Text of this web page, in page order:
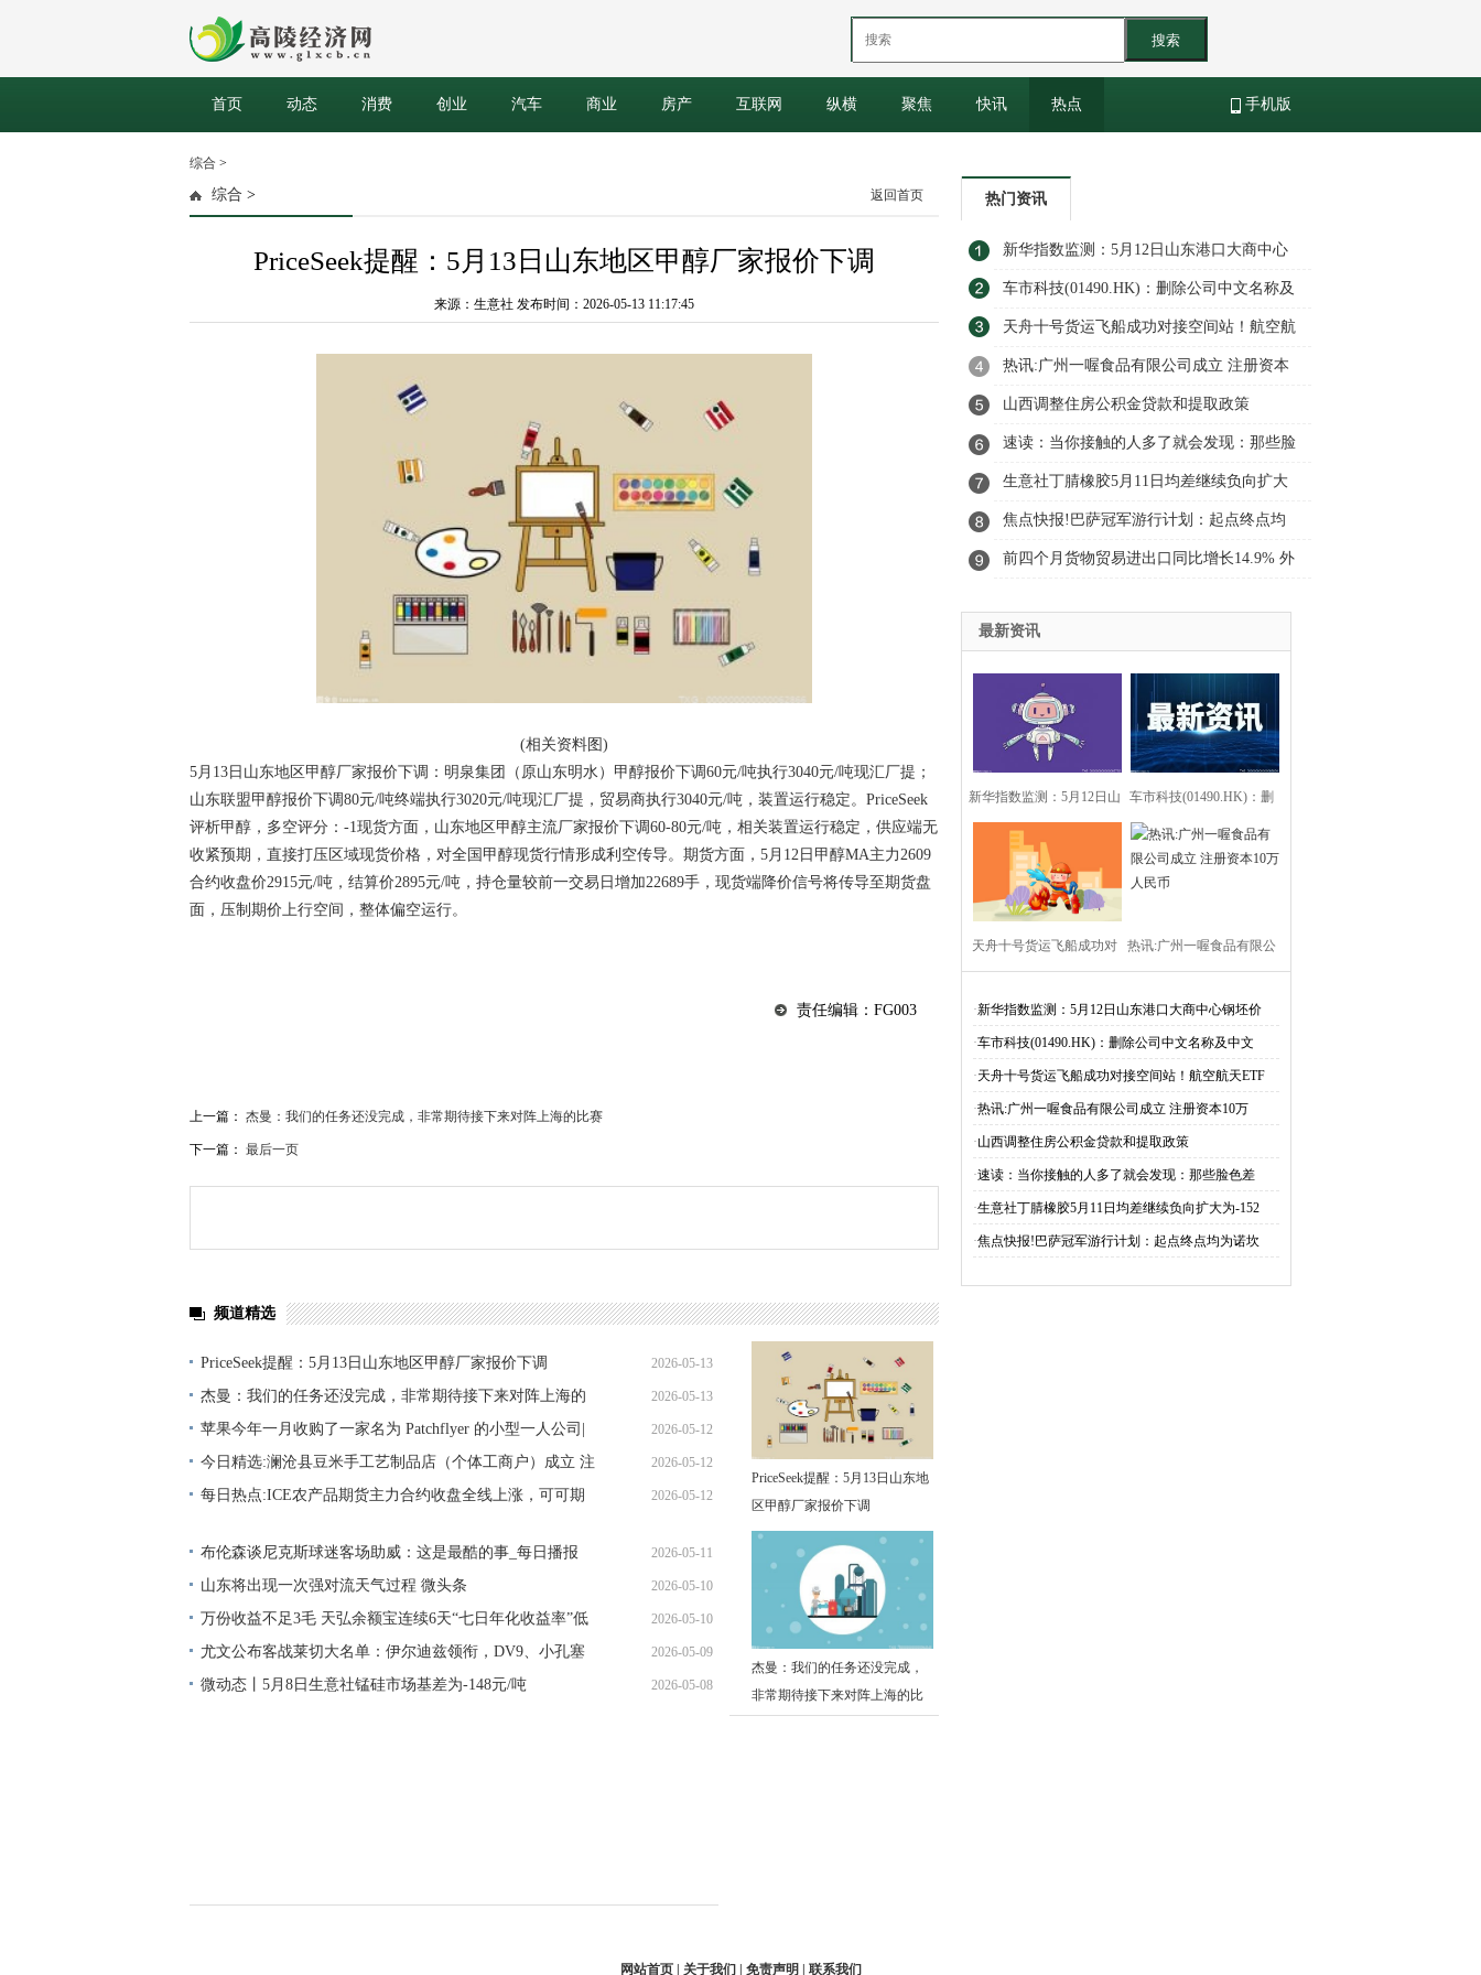
搜索
首页 动态 消费 创业 汽车 商业 房产 互联网 纵横 聚焦 快讯 热点 手机版
综合 >
综合 > 返回首页
PriceSeek提醒：5月13日山东地区甲醇厂家报价下调
来源：生意社 发布时间：2026-05-13 11:17:45
(相关资料图)
5月13日山东地区甲醇厂家报价下调：明泉集团（原山东明水）甲醇报价下调60元/吨执行3040元/吨现汇厂提；
山东联盟甲醇报价下调80元/吨终端执行3020元/吨现汇厂提，贸易商执行3040元/吨，装置运行稳定。PriceSeek
评析甲醇，多空评分：-1现货方面，山东地区甲醇主流厂家报价下调60-80元/吨，相关装置运行稳定，供应端无
收紧预期，直接打压区域现货价格，对全国甲醇现货行情形成利空传导。期货方面，5月12日甲醇MA主力2609
合约收盘价2915元/吨，结算价2895元/吨，持仓量较前一交易日增加22689手，现货端降价信号将传导至期货盘
面，压制期价上行空间，整体偏空运行。
责任编辑：FG003
上一篇： 杰曼：我们的任务还没完成，非常期待接下来对阵上海的比赛
下一篇： 最后一页
频道精选
PriceSeek提醒：5月13日山东地区甲醇厂家报价下调 2026-05-13
11:17:45
杰曼：我们的任务还没完成，非常期待接下来对阵上海的
比赛
2026-05-13
06:40:44
苹果今年一月收购了一家名为 Patchflyer 的小型一人公司|
热推荐
2026-05-12
20:27:29
今日精选:澜沧县豆米手工艺制品店（个体工商户）成立 注
册资本5万人民币
2026-05-12
14:01:22
每日热点:ICE农产品期货主力合约收盘全线上涨，可可期
2026-05-12
布伦森谈尼克斯球迷客场助威：这是最酷的事_每日播报 2026-05-11
10:30:30
山东将出现一次强对流天气过程 微头条 2026-05-10
16:21:15
万份收益不足3毛 天弘余额宝连续6天“七日年化收益率”低
于1％-快资讯
2026-05-10
10:04:09
尤文公布客战莱切大名单：伊尔迪兹领衔，DV9、小孔塞
桑在列_快播
2026-05-09
06:38:18
微动态丨5月8日生意社锰硅市场基差为-148元/吨 2026-05-08
PriceSeek提醒：5月13日山东地
区甲醇厂家报价下调
杰曼：我们的任务还没完成，
非常期待接下来对阵上海的比
热门资讯
新华指数监测：5月12日山东港口大商中心
钢坯价格微幅上涨、热轧C料价格微幅下跌
车市科技(01490.HK)：删除公司中文名称及
中文股份简称-每日热点
天舟十号货运飞船成功对接空间站！航空航
天ETF天弘（159241）盘中净申购超1500万
份，换手率超10%居同标的第一 新视野
热讯:广州一喔食品有限公司成立 注册资本
10万人民币
山西调整住房公积金贷款和提取政策
速读：当你接触的人多了就会发现：那些脸
色差、身体虚、气场弱的人，往往不是太累
了，而是精神内耗把自己耗干了
生意社丁腈橡胶5月11日均差继续负向扩大
为-152.50元/吨
焦点快报!巴萨冠军游行计划：起点终点均
为诺坎普，俱乐部派出三辆大巴
前四个月货物贸易进出口同比增长14.9% 外
最新资讯
新华指数监测：5月12日山
东港口大商中心钢坯价格
微幅上涨、热轧C料价格
微幅下跌
车市科技(01490.HK)：删
天舟十号货运飞船成功对
天弘（159241）盘中净申
购超1500万份，换手率超
10%居同标的第一 新视野
热讯:广州一喔食品有限公
币
·新华指数监测：5月12日山东港口大商中心钢坯价
·车市科技(01490.HK)：删除公司中文名称及中文
·天舟十号货运飞船成功对接空间站！航空航天ETF
·热讯:广州一喔食品有限公司成立 注册资本10万
·山西调整住房公积金贷款和提取政策
·速读：当你接触的人多了就会发现：那些脸色差
·生意社丁腈橡胶5月11日均差继续负向扩大为-152
·焦点快报!巴萨冠军游行计划：起点终点均为诺坎
网站首页 | 关于我们 | 免责声明 | 联系我们